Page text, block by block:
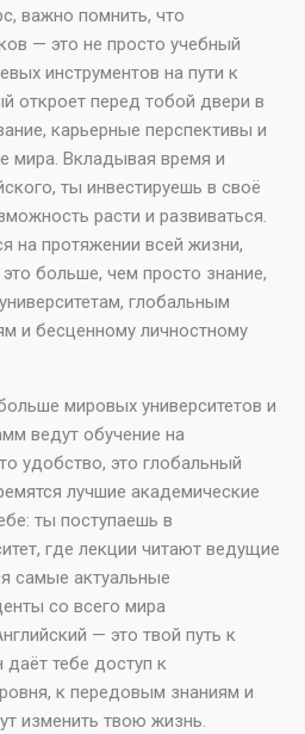
важно помнить, что
— это не просто учебный
инструментов на пути к
откроет перед тобой двери в
карьерные перспективы и
мира. Вкладывая время и
ты инвестируешь в своё
расти и развиваться.
на протяжении всей жизни,
больше, чем просто знание,
глобальным
и бесценному личностному
мировых университетов и
ведут обучение на
удобство, это глобальный
лучшие академические
ты поступаешь в
где лекции читают ведущие
самые актуальные
со всего мира
— это твой путь к
тебе доступ к
к передовым знаниям и
изменить твою жизнь.